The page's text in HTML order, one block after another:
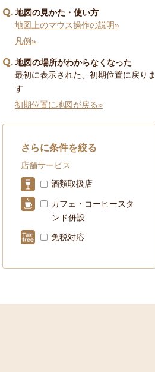
Q 地図の見かた・使い方
地図上のマウス操作の説明»
凡例»
Q 地図の場所がわからなくなった
最初に表示された、初期位置に戻りま
す
初期位置に地図が戻る»
さらに条件を絞る
店舗サービス
酒類取扱店
カフェ・コーヒースタ
ンド併設
免税対応